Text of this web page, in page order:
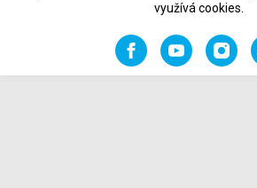
využívá cookies.
FacebookYouTube